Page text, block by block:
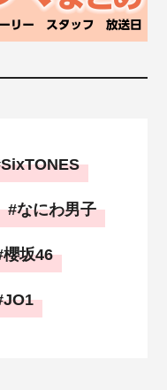
SixTONES
なにわ男子
櫻坂46
JO1